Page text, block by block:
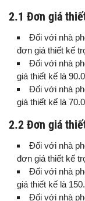
2.1 Đơn giá
Đối với nhà
đơn giá thiết kế
Đối với nhà
giá thiết kế là
Đối với nhà
giá thiết kế là
2.2 Đơn giá
Đối với nhà
đơn giá thiết kế
Đối với nhà
giá thiết kế là
Đối với nhà